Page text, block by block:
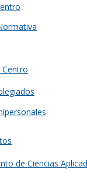
de Ciencias